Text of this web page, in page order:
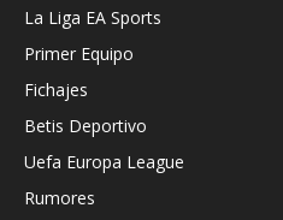
La Liga EA Sports
Primer Equipo
Fichajes
Betis Deportivo
Uefa Europa League
Rumores